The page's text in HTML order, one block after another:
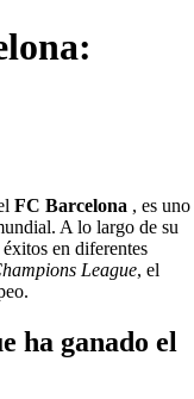
FC Barcelona , es uno
A lo largo de su
en diferentes
League, el
ha ganado el